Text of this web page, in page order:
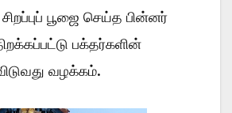
பூஜை செய்த பின்னர்
பக்தர்களின்
வழக்கம்.